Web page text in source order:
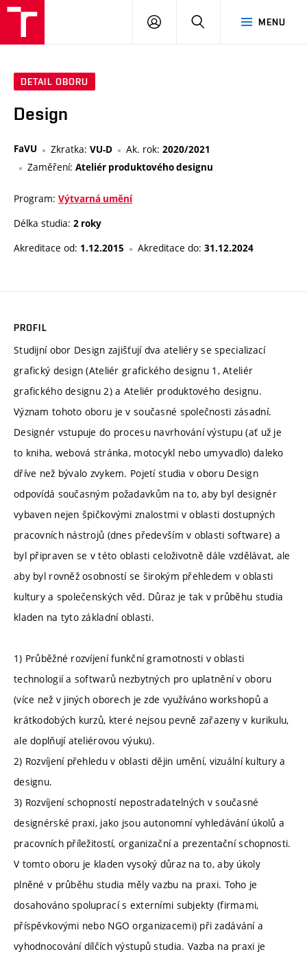
MENU
PŘIHLÁSIT
DETAIL OBORU
Design
FaVU Zkratka: VU-D Ak. rok: 2020/2021
Zaměření: Ateliér produktového designu
Program: Výtvarná umění
Délka studia: 2 roky
Akreditace od: 1.12.2015 Akreditace do: 31.12.2024
PROFIL
Studijní obor Design zajišťují dva ateliéry se specializací
grafický design (Ateliér grafického designu 1, Ateliér
grafického designu 2) a Ateliér produktového designu.
Význam tohoto oboru je v současné společnosti zásadní.
Designér vstupuje do procesu navrhování výstupu (ať už je
to kniha, webová stránka, motocykl nebo umyvadlo) daleko
dříve než bývalo zvykem. Pojetí studia v oboru Design
odpovídá současným požadavkům na to, aby byl designér
vybaven nejen špičkovými znalostmi v oblasti dostupných
pracovních nástrojů (dnes především v oblasti software) a
byl připraven se v této oblasti celoživotně dále vzdělávat, ale
aby byl rovněž osobností se širokým přehledem v oblasti
kultury a společenských věd. Důraz je tak v průběhu studia
kladen na tyto základní oblasti.
1) Průběžné rozvíjení funkční gramotnosti v oblasti
technologií a softwarů nezbytných pro uplatnění v oboru
(více než v jiných oborech je zde využíváno workshopů a
krátkodobých kurzů, které nejsou pevně zařazeny v kurikulu,
ale doplňují ateliérovou výuku).
2) Rozvíjení přehledu v oblasti dějin umění, vizuální kultury a
designu.
3) Rozvíjení schopností nepostradatelných v současné
designérské praxi, jako jsou autonomní vyhledávání úkolů a
pracovních příležitostí, organizační a prezentační schopnosti.
V tomto oboru je kladen vysoký důraz na to, aby úkoly
plněné v průběhu studia měly vazbu na praxi. Toho je
dosahováno spoluprací s externími subjekty (firmami,
příspěvkovými nebo NGO organizacemi) při zadávání a
vyhodnocování dílčích výstupů studia. Vazba na praxi je